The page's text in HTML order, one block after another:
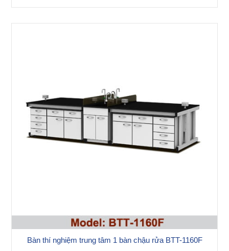
Bàn thí nghiệm trung tâm 1 bàn chậu rửa BTT-1160F